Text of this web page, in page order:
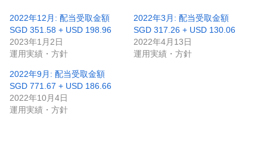
2022年12月: 配当受取金額
SGD 351.58 + USD 198.96
2023年1月2日
運用実績・方針
2022年3月: 配当受取金額
SGD 317.26 + USD 130.06
2022年4月13日
運用実績・方針
2022年9月: 配当受取金額
SGD 771.67 + USD 186.66
2022年10月4日
運用実績・方針